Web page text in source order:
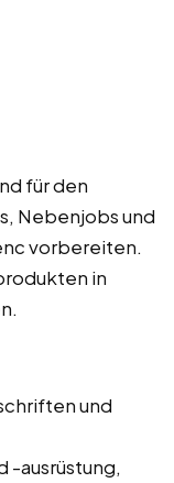
für den
Nebenjobs und
vorbereiten.
in
und
-ausrüstung,